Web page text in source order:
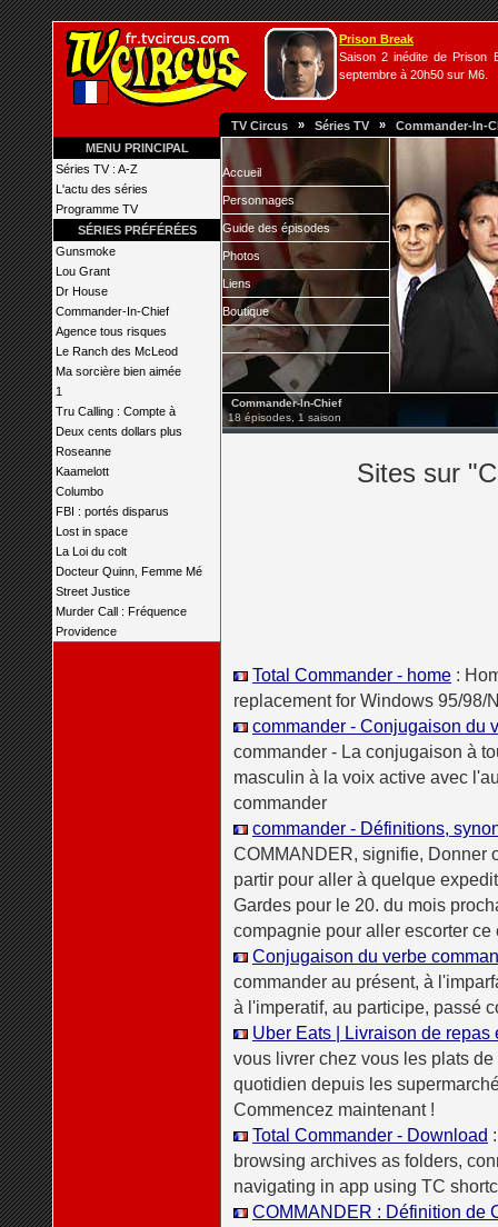
Prison Break
Saison 2 inédite de Prison
septembre à 20h50 sur M6.
TV Circus » Séries TV » Commander-In-
MENU PRINCIPAL
Séries TV : A-Z
L'actu des séries
Programme TV
SÉRIES PRÉFÉRÉES
Gunsmoke
Lou Grant
Dr House
Commander-In-Chief
Agence tous risques
Le Ranch des McLeod
Ma sorcière bien aimée
1
Tru Calling : Compte à
Deux cents dollars plus
Roseanne
Kaamelott
Columbo
FBI : portés disparus
Lost in space
La Loi du colt
Docteur Quinn, Femme Mé
Street Justice
Murder Call : Fréquence
Providence
Accueil
Personnages
Guide des épisodes
Photos
Liens
Boutique
Commander-In-Chief
18 épisodes, 1 saison
Sites sur
Total Commander - home :
replacement for Windows 95/98/
commander - Conjugaison du
commander - La conjugaison à
masculin à la voix active avec
commander
commander - Définitions,
COMMANDER, signifie, Donner
partir pour aller à quelque
Gardes pour le 20. du mois
compagnie pour aller escorter ce
Conjugaison du verbe
commander au présent, à
à l'imperatif, au participe, passé
Uber Eats | Livraison de repas
vous livrer chez vous les plats
quotidien depuis les
Commencez maintenant !
Total Commander - Download
browsing archives as folders,
navigating in app using TC
COMMANDER : Définition de